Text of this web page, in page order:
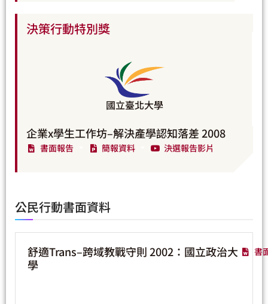
決策行動特別獎
國立臺北大學
企業x學生工作坊–解決產學認知落差 2008
書面報告 簡報資料 決選報告影片
公民行動書面資料
舒適Trans–跨域教戰守則 2002：國立政治大
學
書